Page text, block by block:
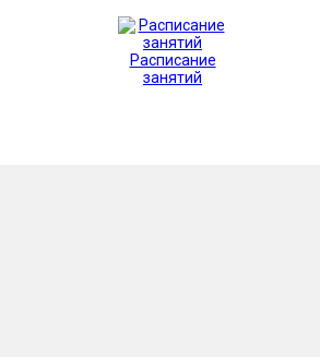
Расписание
занятий